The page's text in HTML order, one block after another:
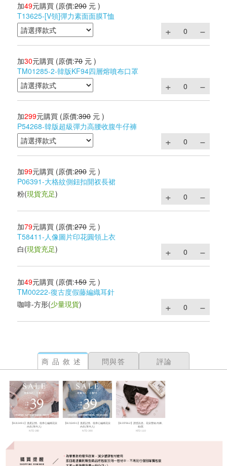
加49元購買 (原價:290 元 )
T13625-[V領]彈力素面面膜T恤
加30元購買 (原價:70 元 )
TM01285-2-韓版KF94四層熔噴布口罩
加299元購買 (原價:390 元 )
P54268-韓版超級彈力高腰收腹牛仔褲
加99元購買 (原價:290 元 )
P06391-大格紋側鈕扣開衩長裙
粉(現貨充足)
加79元購買 (原價:270 元 )
T58411-人像圖片印花圓領上衣
白(現貨充足)
加49元購買 (原價:159 元 )
TM00222-復古度假藤編織耳針
咖啡-方形(少量現貨)
商品敘述 問與答 評論